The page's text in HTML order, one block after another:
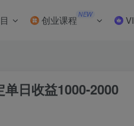
创业课程 NEW
日收益1000-2000